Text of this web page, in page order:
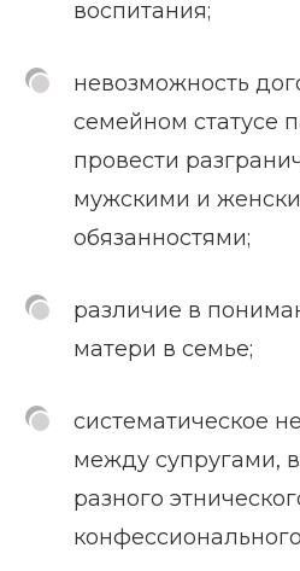
воспитания;
невозможность
семейном статусе
провести
мужскими и
обязанностями;
различие в
матери в семье;
систематическое
между супругами,
разного